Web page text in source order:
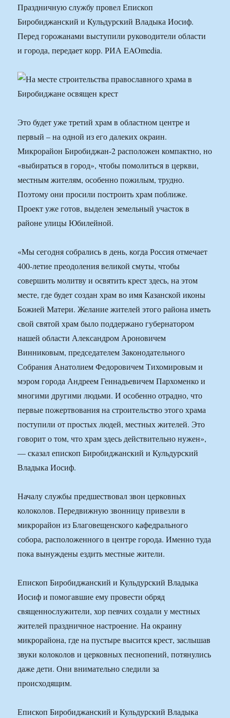
Праздничную службу провел Епископ
Биробиджанский и Кульдурский Владыка Иосиф.
Перед горожанами выступили руководители области
и города, передает корр. РИА EAOmedia.
Это будет уже третий храм в областном центре и
первый – на одной из его далеких окраин.
Микрорайон Биробиджан-2 расположен компактно, но
«выбираться в город», чтобы помолиться в церкви,
местным жителям, особенно пожилым, трудно.
Поэтому они просили построить храм поближе.
Проект уже готов, выделен земельный участок в
районе улицы Юбилейной.
«Мы сегодня собрались в день, когда Россия отмечает
400-летие преодоления великой смуты, чтобы
совершить молитву и освятить крест здесь, на этом
месте, где будет создан храм во имя Казанской иконы
Божией Матери. Желание жителей этого района иметь
свой святой храм было поддержано губернатором
нашей области Александром Ароновичем
Винниковым, председателем Законодательного
Собрания Анатолием Федоровичем Тихомировым и
мэром города Андреем Геннадьевичем Пархоменко и
многими другими людьми. И особенно отрадно, что
первые пожертвования на строительство этого храма
поступили от простых людей, местных жителей. Это
говорит о том, что храм здесь действительно нужен»,
— сказал епископ Биробиджанский и Кульдурский
Владыка Иосиф.
Началу службы предшествовал звон церковных
колоколов. Передвижную звонницу привезли в
микрорайон из Благовещенского кафедрального
собора, расположенного в центре города. Именно туда
пока вынуждены ездить местные жители.
Епископ Биробиджанский и Кульдурский Владыка
Иосиф и помогавшие ему провести обряд
священнослужители, хор певчих создали у местных
жителей праздничное настроение. На окраину
микрорайона, где на пустыре высится крест, заслышав
звуки колоколов и церковных песнопений, потянулись
даже дети. Они внимательно следили за
происходящим.
Епископ Биробиджанский и Кульдурский Владыка